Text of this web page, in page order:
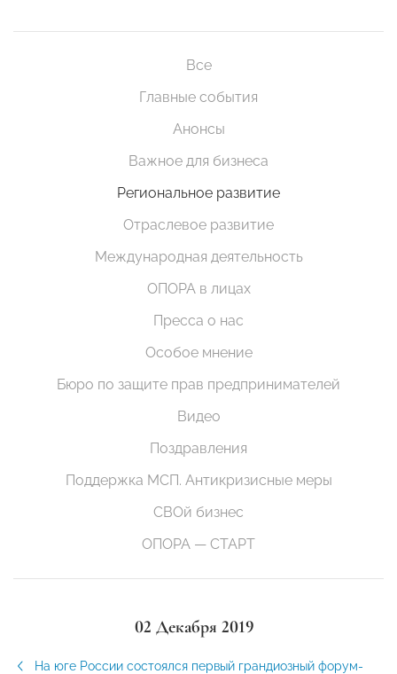
Все
Главные события
Анонсы
Важное для бизнеса
Региональное развитие
Отраслевое развитие
Международная деятельность
ОПОРА в лицах
Пресса о нас
Особое мнение
Бюро по защите прав предпринимателей
Видео
Поздравления
Поддержка МСП. Антикризисные меры
СВОй бизнес
ОПОРА — СТАРТ
02 Декабря 2019
На юге России состоялся первый грандиозный форум-